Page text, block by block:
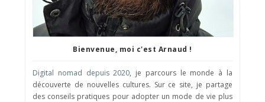
Bienvenue, moi c'est Arnaud !
Digital nomad depuis 2020, je parcours le monde à la
découverte de nouvelles cultures. Sur ce site, je partage
des conseils pratiques pour adopter un mode de vie plus